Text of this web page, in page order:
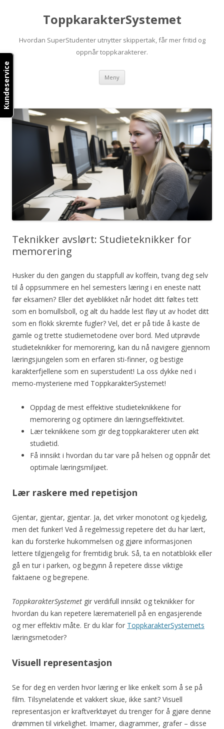
Kundeservice
ToppkarakterSystemet
Hvordan SuperStudenter utnytter skippertak, får mer fritid og
oppnår toppkarakterer.
Meny
Teknikker avslørt: Studieteknikker for
memorering
Husker du den gangen du stappfull av koffein, tvang deg selv
til å oppsummere en hel semesters læring i en eneste natt
før eksamen? Eller det øyeblikket når hodet ditt føltes tett
som en bomullsboll, og alt du hadde lest fløy ut av hodet ditt
som en flokk skremte fugler? Vel, det er på tide å kaste de
gamle og trette studiemetodene over bord. Med utprøvde
studieteknikker for memorering, kan du nå navigere gjennom
læringsjungelen som en erfaren sti-finner, og bestige
karakterfjellene som en superstudent! La oss dykke ned i
memo-mysteriene med ToppkarakterSystemet!
Oppdag de mest effektive studieteknikkene for
memorering og optimere din læringseffektivitet.
Lær teknikkene som gir deg toppkarakterer uten økt
studietid.
Få innsikt i hvordan du tar vare på helsen og oppnår det
optimale læringsmiljøet.
Lær raskere med repetisjon
Gjentar, gjentar, gjentar. Ja, det virker monotont og kjedelig,
men det funker! Ved å regelmessig repetere det du har lært,
kan du forsterke hukommelsen og gjøre informasjonen
lettere tilgjengelig for fremtidig bruk. Så, ta en notatblokk eller
gå en tur i parken, og begynn å repetere disse viktige
faktaene og begrepene.
ToppkarakterSystemet gir verdifull innsikt og teknikker for
hvordan du kan repetere læremateriell på en engasjerende
og mer effektiv måte. Er du klar for ToppkarakterSystemets
læringsmetoder?
Visuell representasjon
Se for deg en verden hvor læring er like enkelt som å se på
film. Tilsynelatende et vakkert skue, ikke sant? Visuell
representasjon er kraftverktøyet du trenger for å gjøre denne
drømmen til virkelighet. Imamer, diagrammer, grafer – disse